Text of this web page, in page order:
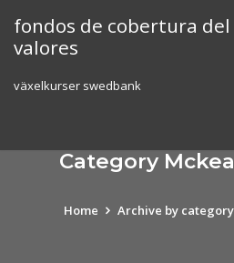
content
fondos de cobertura
valores
växelkurser swedbank
Category
Home Archive by